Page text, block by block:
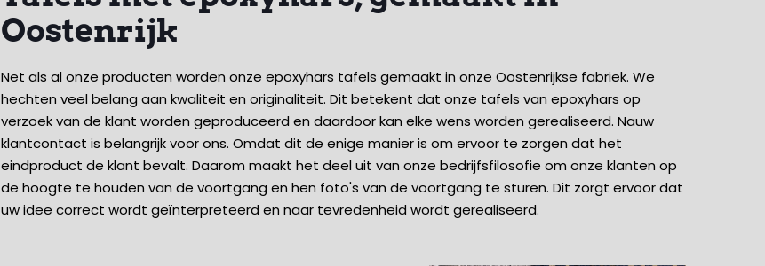
Oostenrijk
Net als al onze producten worden onze epoxyhars tafels gemaakt in onze Oostenrijkse fabriek. We
hechten veel belang aan kwaliteit en originaliteit. Dit betekent dat onze tafels van epoxyhars op
verzoek van de klant worden geproduceerd en daardoor kan elke wens worden gerealiseerd. Nauw
klantcontact is belangrijk voor ons. Omdat dit de enige manier is om ervoor te zorgen dat het
eindproduct de klant bevalt. Daarom maakt het deel uit van onze bedrijfsfilosofie om onze klanten op
de hoogte te houden van de voortgang en hen foto's van de voortgang te sturen. Dit zorgt ervoor dat
uw idee correct wordt geïnterpreteerd en naar tevredenheid wordt gerealiseerd.